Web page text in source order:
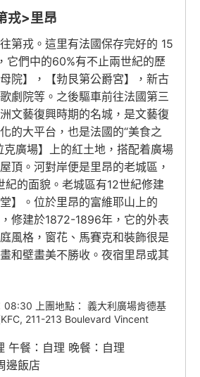
戎>里昂
第戎。這里有法國保存完好的 15
它們中的60%有不止兩世紀的歷
院】，【勃艮第公爵宮】，新古
劇院等。之後驅車前往法國第三
文藝復興時期的名城，是文藝復
的大平台，也是法國的“美食之
克廣場】上的紅土地，搭配着廣場
頂。河對岸便是里昂的老城區，
紀的面貌。老城區有12世紀修建
】。位於里昂的富維耶山上的
，修建於1872-1896年，它的外表
風格，窗花、馬賽克和裝飾很是
和壁畫美不勝收。夜宿里昂或其
08:30 上團地點： 義大利廣場肯德基
211-213 Boulevard Vincent
午餐：自理 晚餐：自理
邊飯店